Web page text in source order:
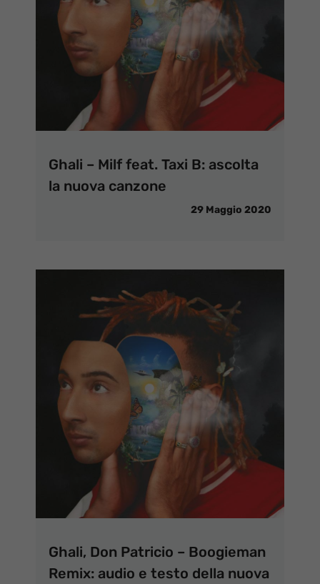
Ghali – Milf feat. Taxi B: ascolta
la nuova canzone
29 Maggio 2020
Ghali, Don Patricio – Boogieman
Remix: audio e testo della nuova